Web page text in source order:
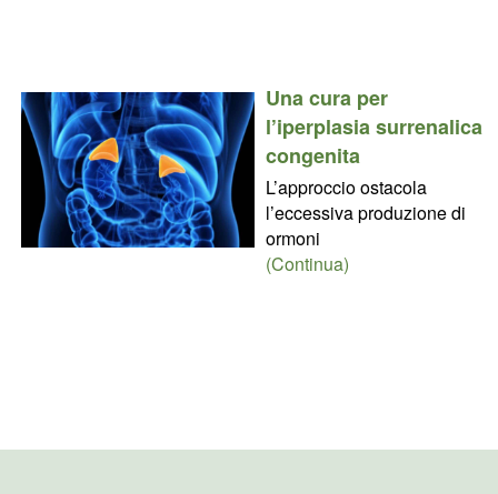
Una cura per
l’iperplasia surrenalica
congenita
L’approccio ostacola
l’eccessiva produzione di
ormoni
(Continua)